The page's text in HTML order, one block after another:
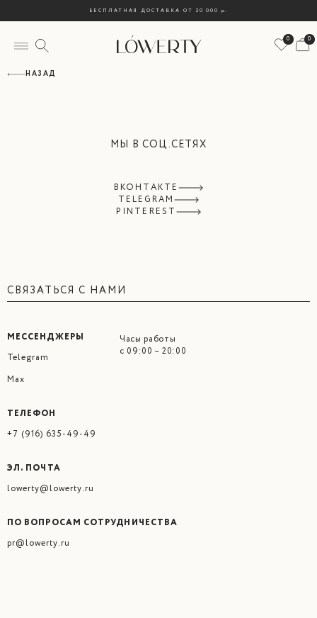
БЕСПЛАТНАЯ ДОСТАВКА ОТ 20 000р.
0 0
НАЗАД
МЫ В СОЦ.СЕТЯХ
ВКОНТАКТЕ
TELEGRAM
PINTEREST
СВЯЗАТЬСЯ С НАМИ
МЕССЕНДЖЕРЫ
Telegram
Max
Часы работы
с 09:00 – 20:00
ТЕЛЕФОН
+7 (916) 635‑49‑49‬
ЭЛ. ПОЧТА
lowerty@lowerty.ru
ПО ВОПРОСАМ СОТРУДНИЧЕСТВА
pr@lowerty.ru